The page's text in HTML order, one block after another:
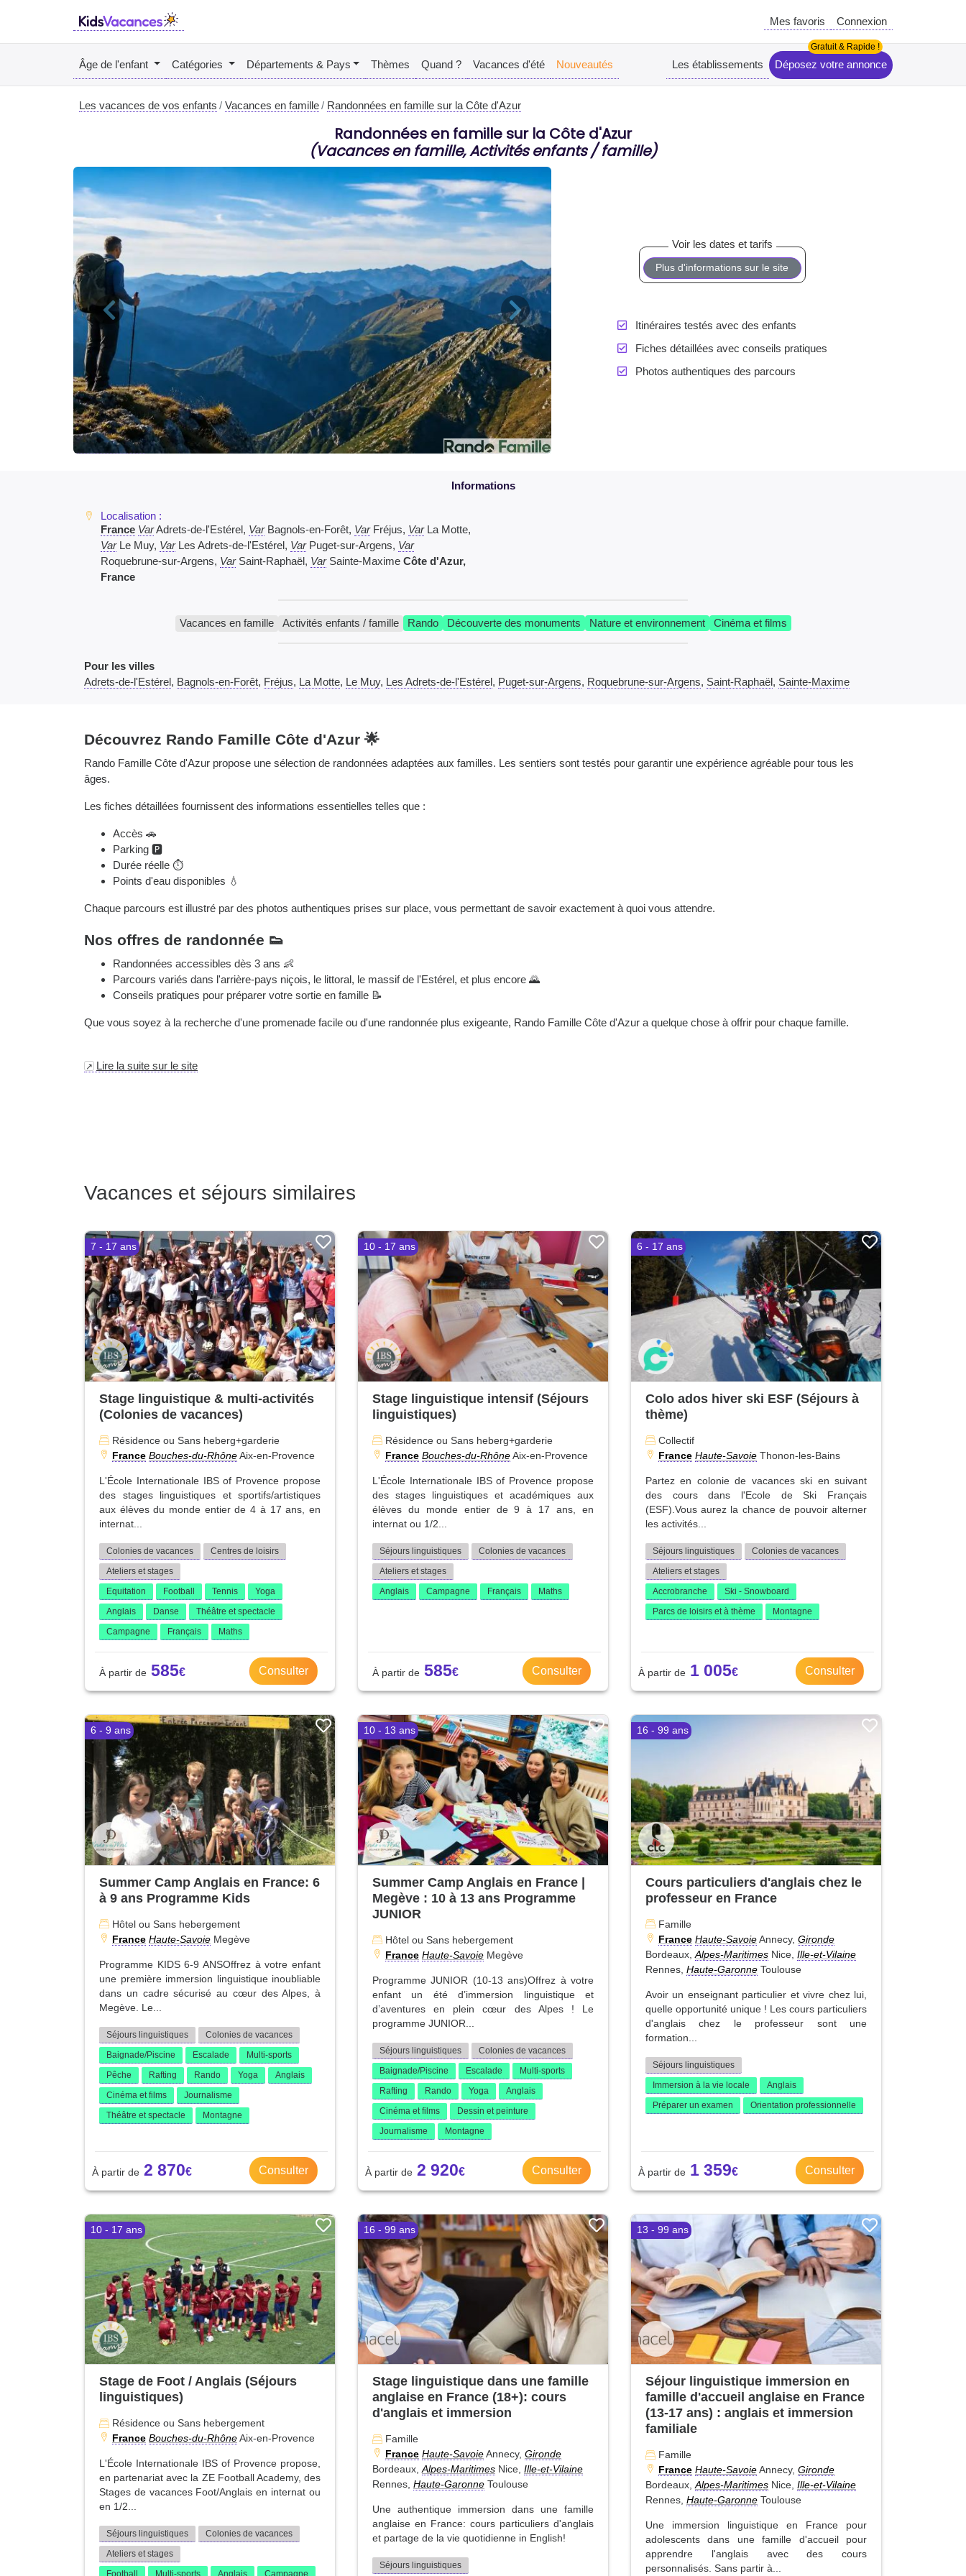
Mes favoris Connexion
Âge de l'enfant Catégories Départements & Pays Thèmes Quand ? Vacances d'été Nouveautés Les établissements Déposez votre annonce
Les vacances de vos enfants Vacances en famille Randonnées en famille sur la Côte d'Azur
Randonnées en famille sur la Côte d'Azur
(Vacances en famille, Activités enfants / famille)
Plus d'informations sur le site
Itinéraires testés avec des enfants
Fiches détaillées avec conseils pratiques
Photos authentiques des parcours
France VarAdrets-de-l'Estérel, VarBagnols-en-Forêt, VarFréjus, VarLa Motte,
VarLe Muy, VarLes Adrets-de-l'Estérel, VarPuget-sur-Argens, Var
Roquebrune-sur-Argens, VarSaint-Raphaël, VarSainte-Maxime Côte d'Azur,
France
Vacances en famille Activités enfants / famille Rando Découverte des monuments Nature et environnement Cinéma et films
Pour les villes
Adrets-de-l'Estérel, Bagnols-en-Forêt, Fréjus, La Motte, Le Muy, Les Adrets-de-l'Estérel, Puget-sur-Argens, Roquebrune-sur-Argens, Saint-Raphaël, Sainte-Maxime
Découvrez Rando Famille Côte d'Azur 🌟
Rando Famille Côte d'Azur propose une sélection de randonnées adaptées aux familles. Les sentiers sont testés pour garantir une expérience agréable pour tous les
âges.
Les fiches détaillées fournissent des informations essentielles telles que :
Accès 🚗
Parking 🅿️
Durée réelle ⏱️
Points d'eau disponibles 💧
Chaque parcours est illustré par des photos authentiques prises sur place, vous permettant de savoir exactement à quoi vous attendre.
Nos offres de randonnée 👟
Randonnées accessibles dès 3 ans 👶
Parcours variés dans l'arrière-pays niçois, le littoral, le massif de l'Estérel, et plus encore 🌄
Conseils pratiques pour préparer votre sortie en famille 📝
Que vous soyez à la recherche d'une promenade facile ou d'une randonnée plus exigeante, Rando Famille Côte d'Azur a quelque chose à offrir pour chaque famille.
Lire la suite sur le site
Vacances et séjours similaires
7 - 17 ans
Stage linguistique & multi-activités
(Colonies de vacances)
Résidence ou Sans heberg+garderie
France Bouches-du-RhôneAix-en-Provence
L'École Internationale IBS of Provence propose
des stages linguistiques et sportifs/artistiques
aux élèves du monde entier de 4 à 17 ans, en
internat...
Colonies de vacances
Centres de loisirs
Ateliers et stages
Equitation
Football Tennis
Yoga
Anglais
Danse
Théâtre et spectacle
Campagne
Français Maths
585 Consulter
10 - 17 ans
Stage linguistique intensif (Séjours
linguistiques)
Résidence ou Sans heberg+garderie
France Bouches-du-RhôneAix-en-Provence
L'École Internationale IBS of Provence propose
des stages linguistiques et académiques aux
élèves du monde entier de 9 à 17 ans, en
internat ou 1/2...
Séjours linguistiques
Colonies de vacances
Ateliers et stages
Anglais
Campagne Français Maths
585 Consulter
6 - 17 ans
Colo ados hiver ski ESF (Séjours à
thème)
Collectif
France Haute-Savoie Thonon-les-Bains
Partez en colonie de vacances ski en suivant
des cours dans l'Ecole de Ski Français
(ESF).Vous aurez la chance de pouvoir alterner
les activités...
Séjours linguistiques
Colonies de vacances
Ateliers et stages
Accrobranche
Ski - Snowboard
Parcs de loisirs et à thème
Montagne
1 005 Consulter
6 - 9 ans
Summer Camp Anglais en France: 6
à 9 ans Programme Kids
Hôtel ou Sans hebergement
France Haute-Savoie Megève
Programme KIDS 6-9 ANSOffrez à votre enfant
une première immersion linguistique inoubliable
dans un cadre sécurisé au cœur des Alpes, à
Megève. Le...
Séjours linguistiques
Colonies de vacances
Baignade/Piscine
Escalade
Multi-sports
Pêche
Rafting Rando Yoga
Anglais
Cinéma et films
Journalisme
Théâtre et spectacle
Montagne
2 870 Consulter
10 - 13 ans
Summer Camp Anglais en France |
Megève : 10 à 13 ans Programme
JUNIOR
Hôtel ou Sans hebergement
France Haute-Savoie Megève
Programme JUNIOR (10-13 ans)Offrez à votre
enfant un été d’immersion linguistique et
d’aventures en plein cœur des Alpes ! Le
programme JUNIOR...
Séjours linguistiques
Colonies de vacances
Baignade/Piscine
Escalade
Multi-sports
Rafting
Rando Yoga
Anglais
Cinéma et films
Dessin et peinture
Journalisme
Montagne
2 920 Consulter
16 - 99 ans
Cours particuliers d'anglais chez le
professeur en France
Famille
France Haute-SavoieAnnecy, Gironde
Bordeaux, Alpes-Maritimes Nice, Ille-et-Vilaine
Rennes, Haute-Garonne Toulouse
Avoir un enseignant particulier et vivre chez lui,
quelle opportunité unique ! Les cours particuliers
d'anglais chez le professeur sont une
formation...
Séjours linguistiques
Immersion à la vie locale
Anglais
Préparer un examen
Orientation professionnelle
1 359 Consulter
10 - 17 ans
Stage de Foot / Anglais (Séjours
linguistiques)
Résidence ou Sans hebergement
France Bouches-du-RhôneAix-en-Provence
L'École Internationale IBS of Provence propose,
en partenariat avec la ZE Football Academy, des
Stages de vacances Foot/Anglais en internat ou
en 1/2...
Séjours linguistiques
Colonies de vacances
Ateliers et stages
16 - 99 ans
Stage linguistique dans une famille
anglaise en France (18+): cours
d'anglais et immersion
Famille
France Haute-SavoieAnnecy, Gironde
Bordeaux,Alpes-Maritimes Nice, Ille-et-Vilaine
Rennes, Haute-Garonne Toulouse
Une authentique immersion dans une famille
anglaise en France: cours particuliers d'anglais
et partage de la vie quotidienne in English!
Séjours linguistiques
13 - 99 ans
Séjour linguistique immersion en
famille d'accueil anglaise en France
(13-17 ans) : anglais et immersion
familiale
Famille
France Haute-SavoieAnnecy, Gironde
Bordeaux,Alpes-Maritimes Nice, Ille-et-Vilaine
Rennes, Haute-Garonne Toulouse
Une immersion linguistique en France pour
adolescents dans une famille d'accueil pour
apprendre l'anglais avec des cours
personnalisés. Sans partir à...